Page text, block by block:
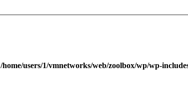
/home/users/1/vmnetworks/web/zoolbox/wp/wp-